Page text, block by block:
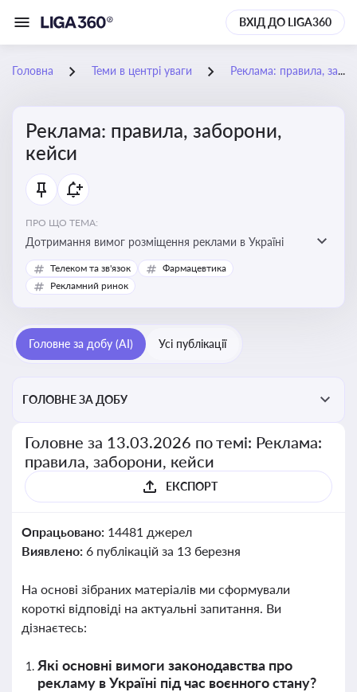
ВХІД ДО LIGA360
Головна Теми в центрі уваги Реклама: правила, заборони, кейси
Реклама: правила, заборони,
кейси
ПРО ЩО ТЕМА:
Дотримання вимог розміщення реклами в Україні
Телеком та зв'язок
Фармацевтика
Рекламний ринок
Головне за добу (AI) Усі публікації
ГОЛОВНЕ ЗА ДОБУ
Головне за 13.03.2026 по темі: Реклама:
правила, заборони, кейси
ЕКСПОРТ
Опрацьовано: 14481 джерел
Виявлено: 6 публікацій за 13 березня
На основі зібраних матеріалів ми сформували
короткі відповіді на актуальні запитання. Ви
дізнаєтесь:
Які основні вимоги законодавства про
рекламу в Україні під час воєнного стану?